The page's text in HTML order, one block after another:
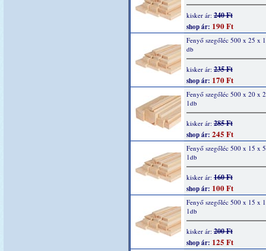
kisker ár: 240 Ft
shop ár: 190 Ft
Fenyő szegőléc 500 x 25 x
db
kisker ár: 235 Ft
shop ár: 170 Ft
Fenyő szegőléc 500 x 20 x
1db
kisker ár: 285 Ft
shop ár: 245 Ft
Fenyő szegőléc 500 x 15 x
1db
kisker ár: 160 Ft
shop ár: 100 Ft
Fenyő szegőléc 500 x 15 x
1db
kisker ár: 200 Ft
shop ár: 125 Ft